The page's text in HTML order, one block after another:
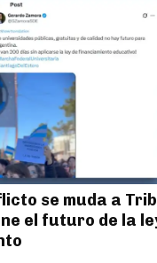
se muda a
el futuro de la